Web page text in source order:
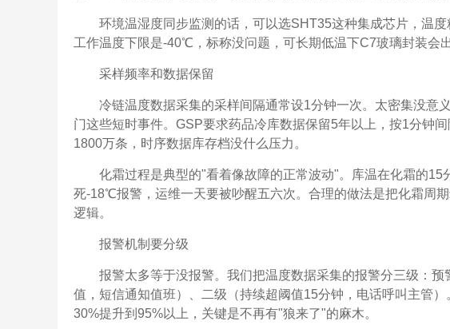
环境温湿度同步监测的话，可以选SHT35这种集成芯片，温
工作温度下限是-40℃，标称没问题，可长期低温下C7玻璃封装会
采样频率和数据保留
冷链温度数据采集的采样间隔通常设1分钟一次。太密集没
门这些短时事件。GSP要求药品冷库数据保留5年以上，按1分钟
1800万条，时序数据库存档没什么压力。
化霜过程是典型的"看着像故障的正常波动"。库温在化霜的
死-18℃报警，运维一天要被吵醒五六次。合理的做法是把化霜周
逻辑。
报警机制要分级
报警太多等于没报警。我们把温度数据采集的报警分三级：
值，短信通知值班）、二级（持续超阈值15分钟，电话呼叫主管
30%提升到95%以上，关键是不再有"狼来了"的麻木。